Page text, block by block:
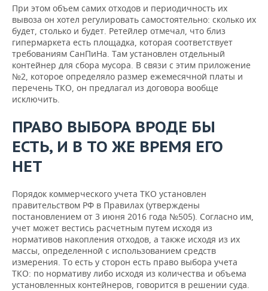
При этом объем самих отходов и периодичность их
вывоза он хотел регулировать самостоятельно: сколько их
будет, столько и будет. Ретейлер отмечал, что близ
гипермаркета есть площадка, которая соответствует
требованиям СанПиНа. Там установлен отдельный
контейнер для сбора мусора. В связи с этим приложение
№2, которое определяло размер ежемесячной платы и
перечень ТКО, он предлагал из договора вообще
исключить.
ПРАВО ВЫБОРА ВРОДЕ БЫ
ЕСТЬ, И В ТО ЖЕ ВРЕМЯ ЕГО
НЕТ
Порядок коммерческого учета ТКО установлен
правительством РФ в Правилах (утверждены
постановлением от 3 июня 2016 года №505). Согласно им,
учет может вестись расчетным путем исходя из
нормативов накопления отходов, а также исходя из их
массы, определенной с использованием средств
измерения. То есть у сторон есть право выбора учета
ТКО: по нормативу либо исходя из количества и объема
установленных контейнеров, говорится в решении суда.